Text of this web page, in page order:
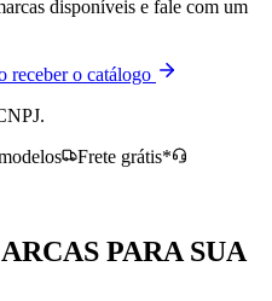
disponíveis e fale com um
receber o catálogo
Frete grátis*
PARA SUA